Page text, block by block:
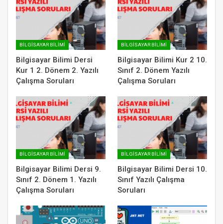
BILGISAYAR BILIMI
Bilgisayar Bilimi Dersi
Kur 1 2. Dönem 2. Yazılı
Çalışma Soruları
BILGISAYAR BILIMI
Bilgisayar Bilimi Kur 2 10.
Sınıf 2. Dönem Yazılı
Çalışma Soruları
BILGISAYAR BILIMI
Bilgisayar Bilimi Dersi 9.
Sınıf 2. Dönem 1. Yazılı
Çalışma Soruları
BILGISAYAR BILIMI
Bilgisayar Bilimi Dersi 10.
Sınıf Yazılı Çalışma
Soruları